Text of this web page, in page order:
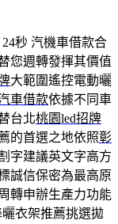
秒 汽機車借款合
您週轉發揮其價值
大範圍遙控電動曬
車借款依據不同車
台北桃園led招牌
的首選之地依照彰
字建議英文字高方
誠信保密為最高原
轉申辦生產力功能
衣架推薦挑選拋